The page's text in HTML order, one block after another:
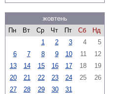
жовтень
Пн
Вт Ср Чт Пт Сб
Нд
1
2 3 4
5
6
7 8 9 10 11
12
13
14 15 16 17 18
19
20
21 22 23 24 25
26
27
28 29 30 31